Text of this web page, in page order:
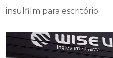
insulfilm para escritório